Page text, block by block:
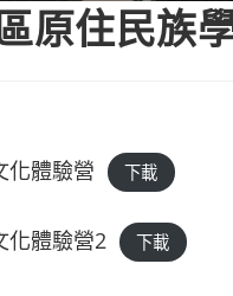
原住民族
化體驗營 下載
化體驗營2 下載